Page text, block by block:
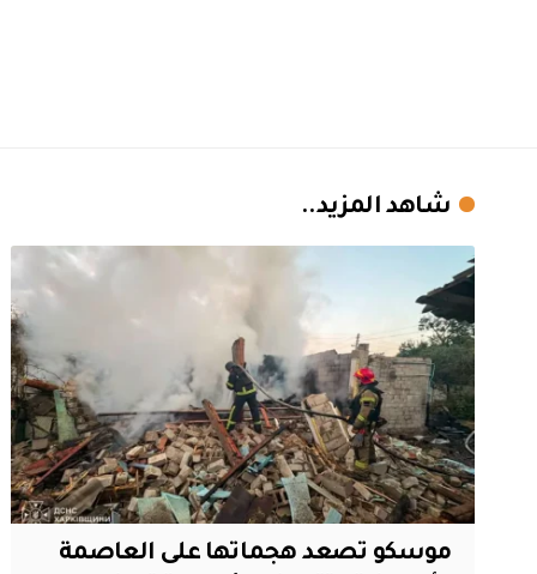
شاهد المزيد..
موسكو تصعد هجماتها على العاصمة